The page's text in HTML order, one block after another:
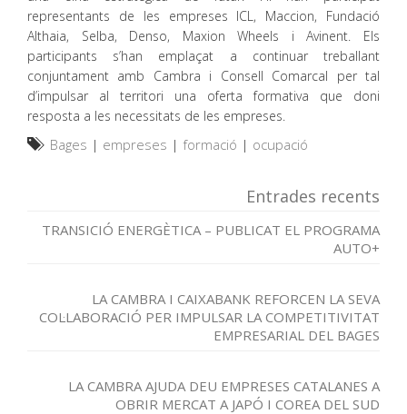
representants de les empreses ICL, Maccion, Fundació
Althaia, Selba, Denso, Maxion Wheels i Avinent. Els
participants s’han emplaçat a continuar treballant
conjuntament amb Cambra i Consell Comarcal per tal
d’impulsar al territori una oferta formativa que doni
resposta a les necessitats de les empreses.
Bages | empreses | formació | ocupació
Entrades recents
TRANSICIÓ ENERGÈTICA – PUBLICAT EL PROGRAMA
AUTO+
LA CAMBRA I CAIXABANK REFORCEN LA SEVA
COL·LABORACIÓ PER IMPULSAR LA COMPETITIVITAT
EMPRESARIAL DEL BAGES
LA CAMBRA AJUDA DEU EMPRESES CATALANES A
OBRIR MERCAT A JAPÓ I COREA DEL SUD